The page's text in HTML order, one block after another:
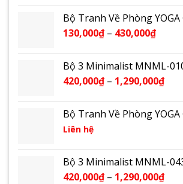
Bộ Tranh Về Phòng YOGA
130,000₫ – 430,000₫
Bộ 3 Minimalist MNML-
420,000₫ – 1,290,000₫
Bộ Tranh Về Phòng YOGA
Liên hệ
Bộ 3 Minimalist MNML-
420,000₫ – 1,290,000₫